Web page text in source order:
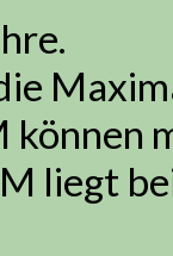
liegt